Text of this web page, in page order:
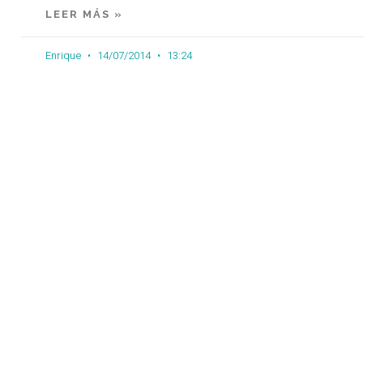
LEER MÁS »
Enrique 14/07/2014 13:24